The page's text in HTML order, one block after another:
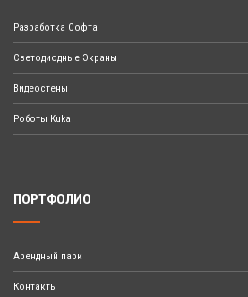
Разработка Софта
Светодиодные Экраны
Видеостены
Роботы Kuka
ПОРТФОЛИО
Арендный парк
Контакты